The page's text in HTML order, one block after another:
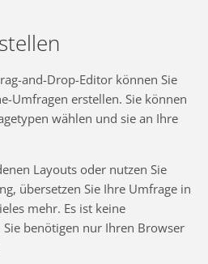
and-Drop-Editor können Sie
Umfragen erstellen. Sie können
wählen und sie an Ihre
Layouts oder nutzen Sie
übersetzen Sie Ihre Umfrage in
mehr. Es ist keine
benötigen nur Ihren Browser